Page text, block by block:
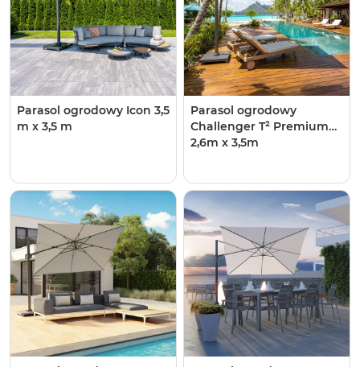
Parasol ogrodowy Icon 3,5
m x 3,5 m
Parasol ogrodowy ​​​​​​
Challenger T² Premium
2,6m x 3,5m